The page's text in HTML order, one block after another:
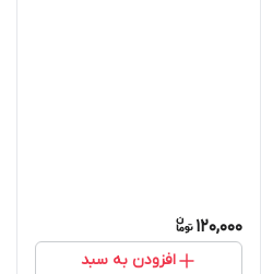
120,000
افزودن به سبد